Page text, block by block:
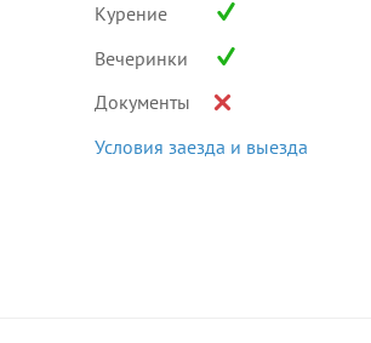
Курение
Вечеринки
Документы
Условия заезда и выезда